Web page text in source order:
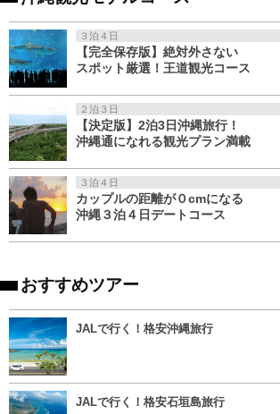
３泊４日
【完全保存版】絶対外さない
スポット厳選！王道観光コース
２泊３日
【決定版】2泊3日沖縄旅行！
沖縄通になれる観光プラン満載
３泊４日
カップルの距離が０cmになる
沖縄３泊４日デートコース
おすすめツアー
JALで行く！格安沖縄旅行
JALで行く！格安石垣島旅行